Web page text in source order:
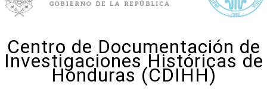
Centro de Documentación de
Investigaciones Históricas de
Honduras (CDIHH)